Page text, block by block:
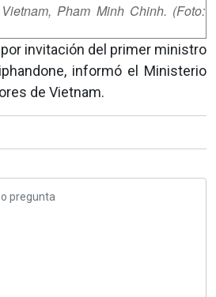
Pham Minh Chinh. (Foto:
invitación del primer ministro
informó el Ministerio
de Vietnam.